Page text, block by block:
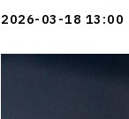
2026-03-18 13:00